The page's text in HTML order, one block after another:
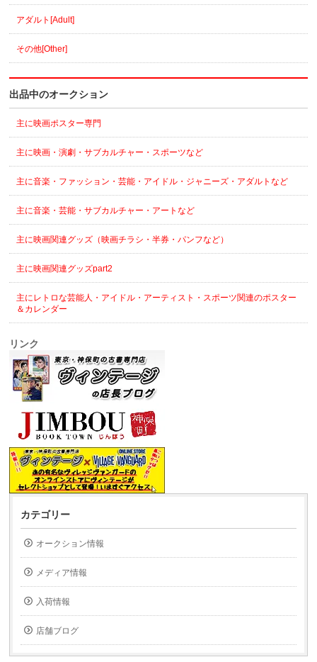
アダルト[Adult]
その他[Other]
出品中のオークション
主に映画ポスター専門
主に映画・演劇・サブカルチャー・スポーツなど
主に音楽・ファッション・芸能・アイドル・ジャニーズ・アダルトなど
主に音楽・芸能・サブカルチャー・アートなど
主に映画関連グッズ（映画チラシ・半券・パンフなど）
主に映画関連グッズpart2
主にレトロな芸能人・アイドル・アーティスト・スポーツ関連のポスター
＆カレンダー
リンク
カテゴリー
オークション情報
メディア情報
入荷情報
店舗ブログ